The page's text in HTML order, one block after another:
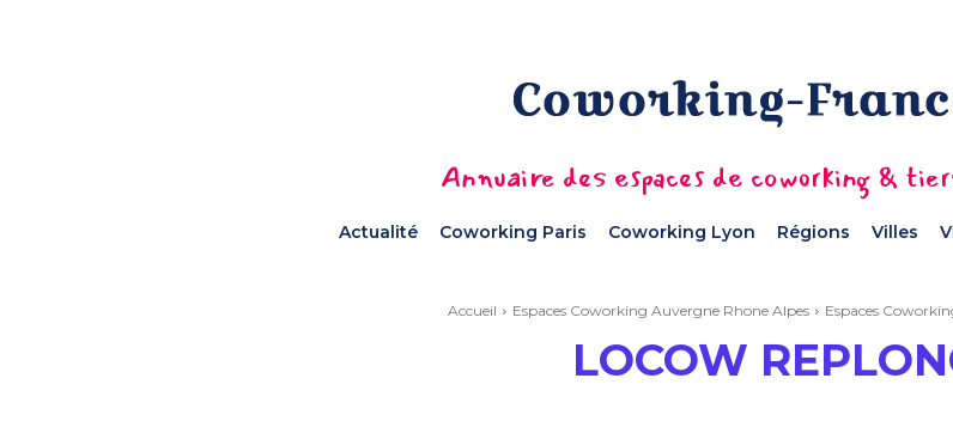
Annuaire des espaces de coworking &
Actualité Coworking Paris Coworking Lyon Régions Villes
Accueil Espaces Coworking Auvergne Rhone Alpes Espaces
LOCOW